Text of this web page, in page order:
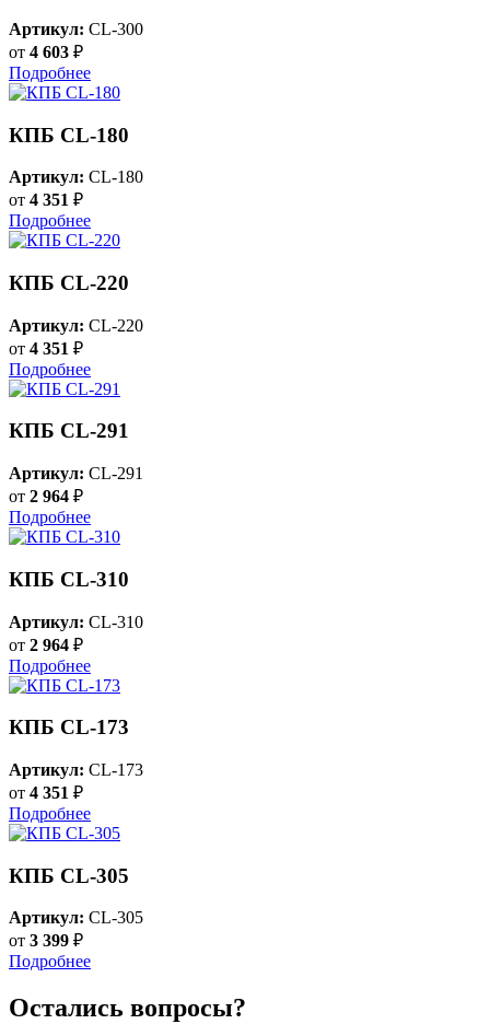
Артикул: CL-300
от 4 603 ₽
Подробнее
КПБ CL-180
Артикул: CL-180
от 4 351 ₽
Подробнее
КПБ CL-220
Артикул: CL-220
от 4 351 ₽
Подробнее
КПБ CL-291
Артикул: CL-291
от 2 964 ₽
Подробнее
КПБ CL-310
Артикул: CL-310
от 2 964 ₽
Подробнее
КПБ CL-173
Артикул: CL-173
от 4 351 ₽
Подробнее
КПБ CL-305
Артикул: CL-305
от 3 399 ₽
Подробнее
Остались вопросы?